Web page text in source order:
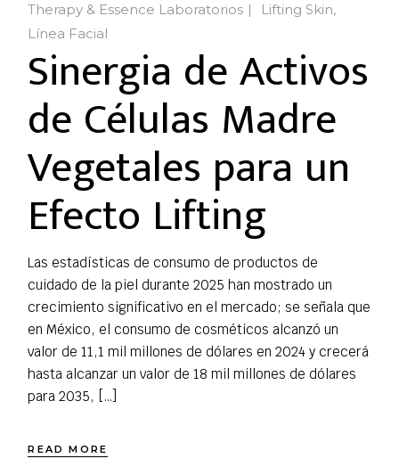
Therapy & Essence Laboratorios
Lifting Skin
Línea Facial
Sinergia de Activos
de Células Madre
Vegetales para un
Efecto Lifting
Las estadísticas de consumo de productos de
cuidado de la piel durante 2025 han mostrado un
crecimiento significativo en el mercado; se señala que
en México, el consumo de cosméticos alcanzó un
valor de 11,1 mil millones de dólares en 2024 y crecerá
hasta alcanzar un valor de 18 mil millones de dólares
para 2035, […]
READ MORE